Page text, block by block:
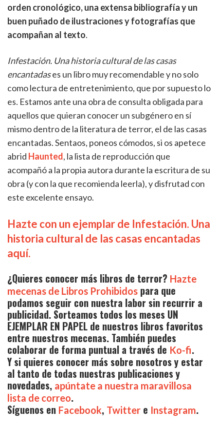
orden cronológico, una extensa bibliografía y un
buen puñado de ilustraciones y fotografías que
acompañan al texto.
Infestación. Una historia cultural de las casas
encantadases un libro muy recomendable y no solo
como lectura de entretenimiento, que por supuesto lo
es. Estamos ante una obra de consulta obligada para
aquellos que quieran conocer un subgénero en sí
mismo dentro de la literatura de terror, el de las casas
encantadas. Sentaos, poneos cómodos, si os apetece
abrid Haunted, la lista de reproducción que
acompañó a la propia autora durante la escritura de su
obra (y con la que recomienda leerla), y disfrutad con
este excelente ensayo.
Hazte con un ejemplar de Infestación. Una
historia cultural de las casas encantadas
aquí.
¿Quieres conocer más libros de terror? Hazte
mecenas de Libros Prohibidos para que
podamos seguir con nuestra labor sin recurrir a
publicidad. Sorteamos todos los meses UN
EJEMPLAR EN PAPEL de nuestros libros favoritos
entre nuestros mecenas. También puedes
colaborar de forma puntual a través de Ko-fi.
Y si quieres conocer más sobre nosotros y estar
al tanto de todas nuestras publicaciones y
novedades, apúntate a nuestra maravillosa
lista de correo.
Síguenos en Facebook, Twitter e Instagram.